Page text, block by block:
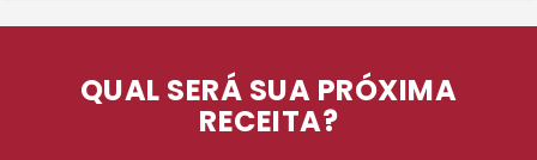
QUAL SERÁ SUA PRÓXIMA
RECEITA?